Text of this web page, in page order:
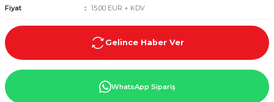
Fiyat
15,00 EUR + KDV
Gelince Haber Ver
WhatsApp Sipariş